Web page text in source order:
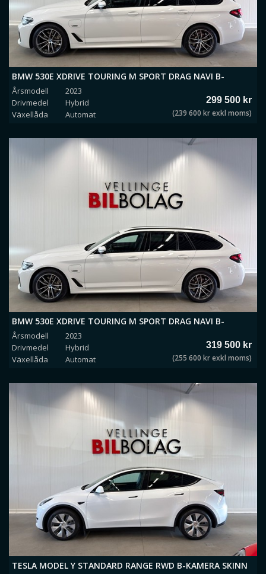
BMW 530E XDRIVE TOURING M SPORT DRAG NAVI B-
KAMERA *MOMS*
Årsmodell
2023
Drivmedel
Hybrid
Växellåda
Automat
299 500 kr
(239 600 kr exkl moms)
BMW 530E XDRIVE TOURING M SPORT DRAG NAVI B-
KAMERA *MOMS*
Årsmodell
2023
Drivmedel
Hybrid
Växellåda
Automat
319 500 kr
(255 600 kr exkl moms)
TESLA MODEL Y STANDARD RANGE RWD B-KAMERA SKINN